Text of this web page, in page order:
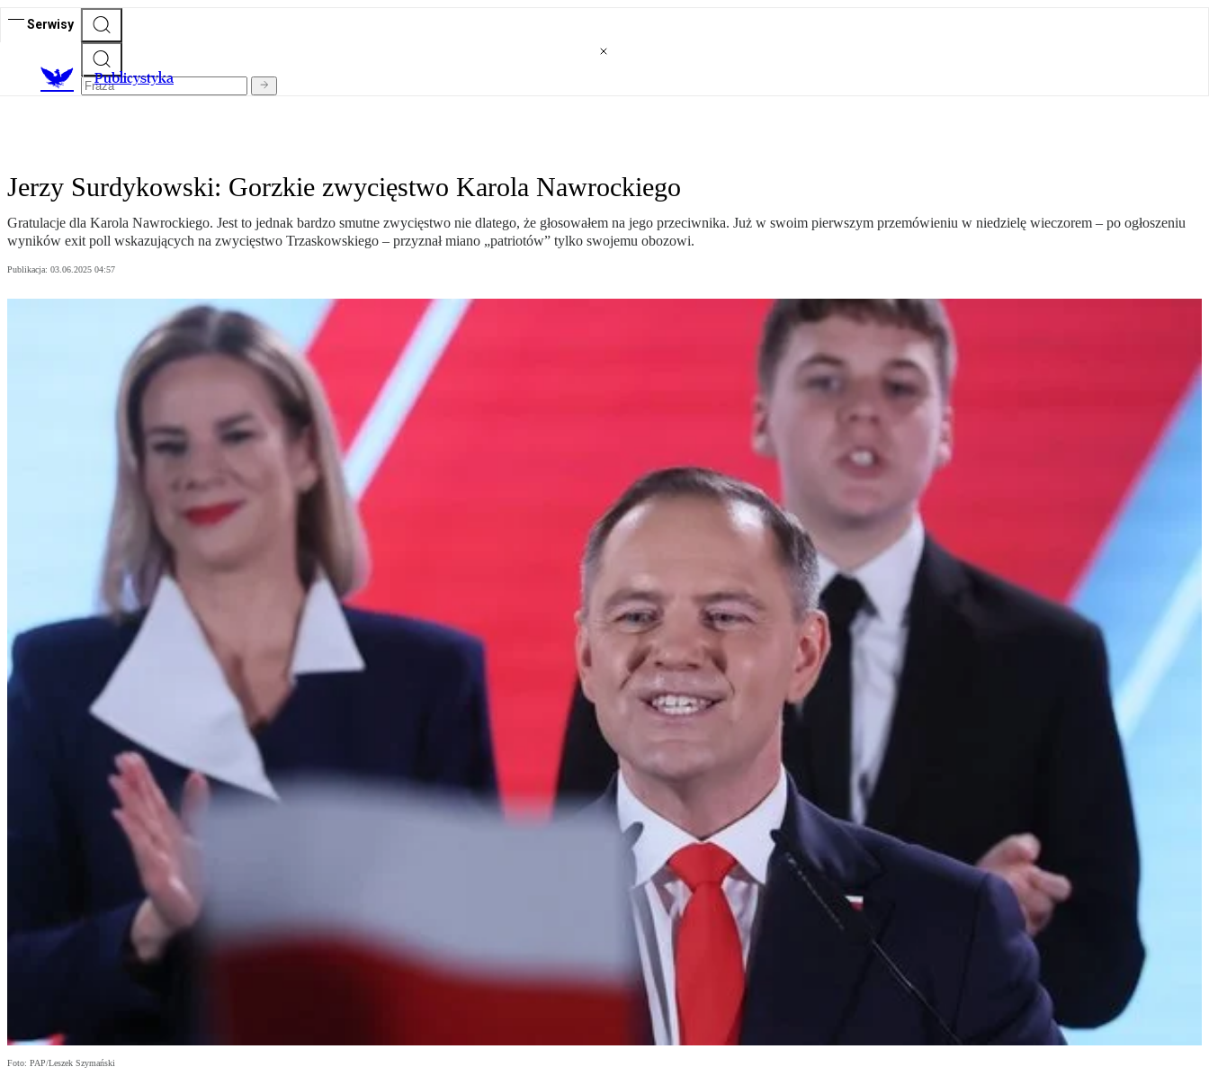
Serwisy
Publicystyka
Jerzy Surdykowski: Gorzkie zwycięstwo Karola Nawrockiego
Gratulacje dla Karola Nawrockiego. Jest to jednak bardzo smutne zwycięstwo nie dlatego, że głosowałem na jego przeciwnika. Już w swoim pierwszym przemówieniu w niedzielę wieczorem – po ogłoszeniu
wyników exit poll wskazujących na zwycięstwo Trzaskowskiego – przyznał miano „patriotów” tylko swojemu obozowi.
Publikacja: 03.06.2025 04:57
Foto: PAP/Leszek Szymański